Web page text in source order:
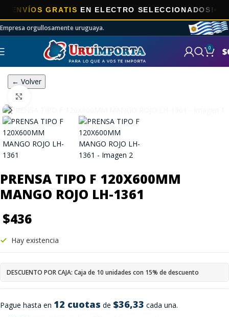
GRATISEN ELECTRO SELECCIONADOS!
Empresa orgullosamente uruguaya.
0 $
← Volver
PRENSA TIPO F 120X600MM
MANGO ROJO LH-1361
$436
Pague hasta en 12 cuotas de $36,33 cada una.
Hay existencia
DESCUENTO POR CAJA: Caja de 10 unidades con 15% de descuento